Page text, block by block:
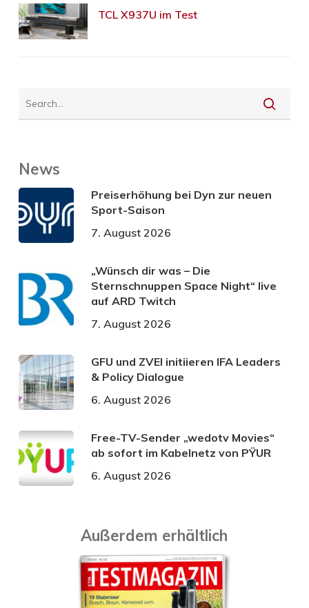
TCL X937U im Test
News
Preiserhöhung bei Dyn zur neuen
Sport-Saison
7. August 2026
„Wünsch dir was – Die
Sternschnuppen Space Night“ live
auf ARD Twitch
7. August 2026
GFU und ZVEI initiieren IFA Leaders
& Policy Dialogue
6. August 2026
Free-TV-Sender „wedotv Movies“
ab sofort im Kabelnetz von PŸUR
6. August 2026
Außerdem erhältlich